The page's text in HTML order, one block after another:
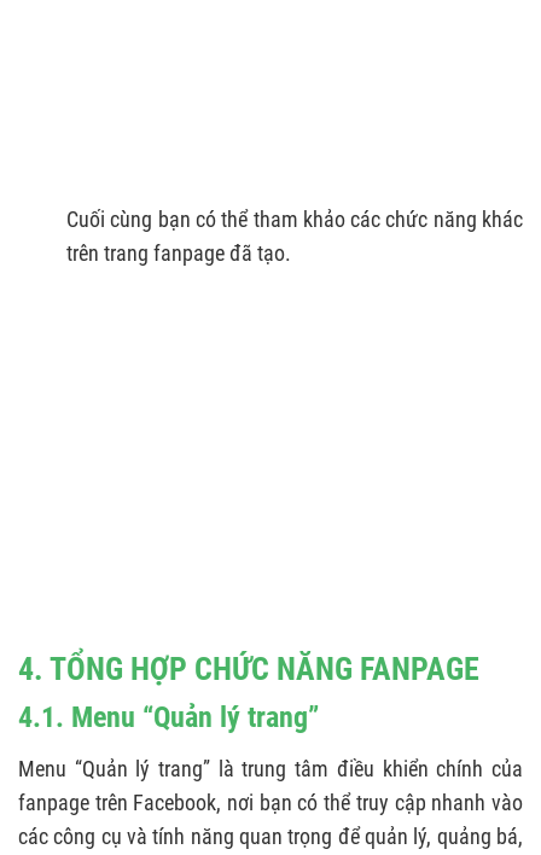
Cuối cùng bạn có thể tham khảo các chức năng khác
trên trang fanpage đã tạo.
4. TỔNG HỢP CHỨC NĂNG FANPAGE
4.1. Menu “Quản lý trang”
Menu “Quản lý trang” là trung tâm điều khiển chính của
fanpage trên Facebook, nơi bạn có thể truy cập nhanh vào
các công cụ và tính năng quan trọng để quản lý, quảng bá,